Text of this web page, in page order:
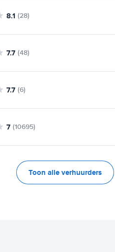
8.1 (28)
7.7 (48)
7.7 (6)
7 (10695)
Toon alle verhuurders